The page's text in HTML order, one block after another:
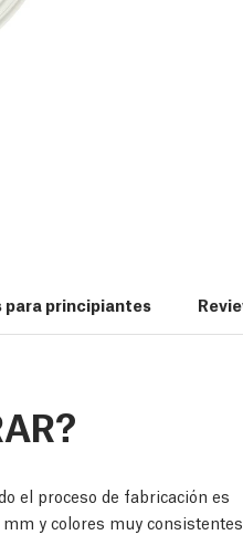
para principiantes
el proceso de fabricación es
y colores muy